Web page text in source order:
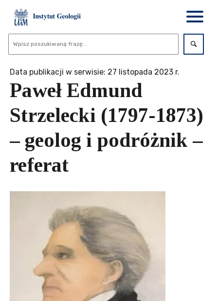
Data publikacji w serwisie: 27 listopada 2023 r.
Paweł Edmund
Strzelecki (1797-1873)
– geolog i podróżnik –
referat